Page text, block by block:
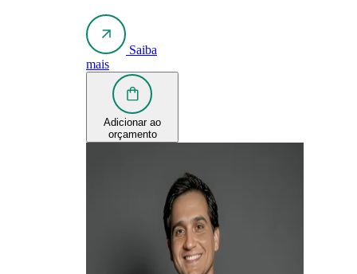
Saiba
mais
Adicionar ao
orçamento